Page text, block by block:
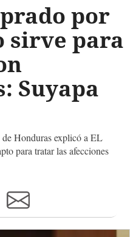
por
sirve para
Suyapa
Honduras explicó a EL
para tratar las afecciones